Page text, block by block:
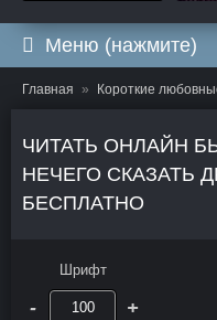
Меню (нажмите)
Главная Короткие
ЧИТАТЬ ОНЛАЙН
НЕЧЕГО СКАЗАТЬ
БЕСПЛАТНО
Шрифт
- +